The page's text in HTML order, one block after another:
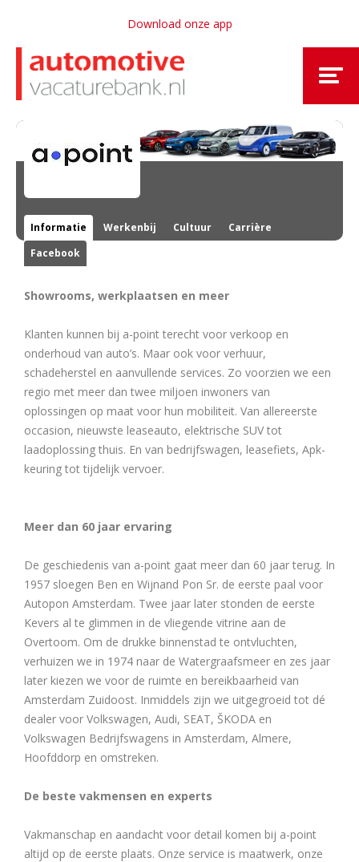
Download onze app
Informatie Werkenbij Cultuur
Carrière
Facebook
Showrooms, werkplaatsen en meer
Klanten kunnen bij a-point terecht voor verkoop en
onderhoud van auto’s. Maar ook voor verhuur,
schadeherstel en aanvullende services. Zo voorzien we een
regio met meer dan twee miljoen inwoners van
oplossingen op maat voor hun mobiliteit. Van allereerste
occasion, nieuwste leaseauto, elektrische SUV tot
laadoplossing thuis. En van bedrijfswagen, leasefiets, Apk-
keuring tot tijdelijk vervoer.
Meer dan 60 jaar ervaring
De geschiedenis van a-point gaat meer dan 60 jaar terug. In
1957 sloegen Ben en Wijnand Pon Sr. de eerste paal voor
Autopon Amsterdam. Twee jaar later stonden de eerste
Kevers al te glimmen in de vliegende vitrine aan de
Overtoom. Om de drukke binnenstad te ontvluchten,
verhuizen we in 1974 naar de Watergraafsmeer en zes jaar
later kiezen we voor de ruimte en bereikbaarheid van
Amsterdam Zuidoost. Inmiddels zijn we uitgegroeid tot dé
dealer voor Volkswagen, Audi, SEAT, ŠKODA en
Volkswagen Bedrijfswagens in Amsterdam, Almere,
Hoofddorp en omstreken.
De beste vakmensen en experts
Vakmanschap en aandacht voor detail komen bij a-point
altijd op de eerste plaats. Onze service is maatwerk, onze